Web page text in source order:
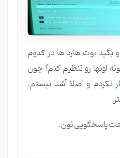
بگید بوت هارد ها در کدوم
رو تنظیم کنم؟ چون
نکردم و اصلا آشنا نیستم.
پاسخگویی تون.